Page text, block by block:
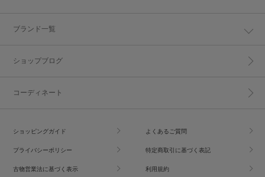
ブランド一覧
ショップブログ
コーディネート
ショッピングガイド よくあるご質問
プライバシーポリシー 特定商取引に基づく表記
古物営業法に基づく表示 利用規約